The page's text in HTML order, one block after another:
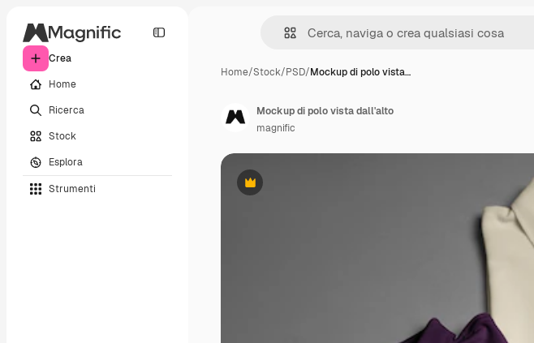
Crea
Home
Ricerca
Stock
Esplora
Strumenti
Home/Stock/PSD/Mockup di polo vista…
Premium
Mockup di polo vista dall'alto
magnific